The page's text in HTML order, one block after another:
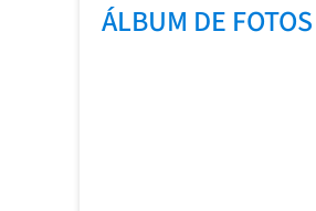
ÁLBUM DE FOTOS